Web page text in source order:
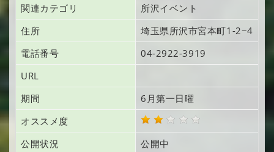
関連カテゴリ
所沢イベント
住所
埼玉県所沢市宮本町1-2−4
電話番号
04-2922-3919
URL
期間
6月第一日曜
オススメ度
公開状況
公開中